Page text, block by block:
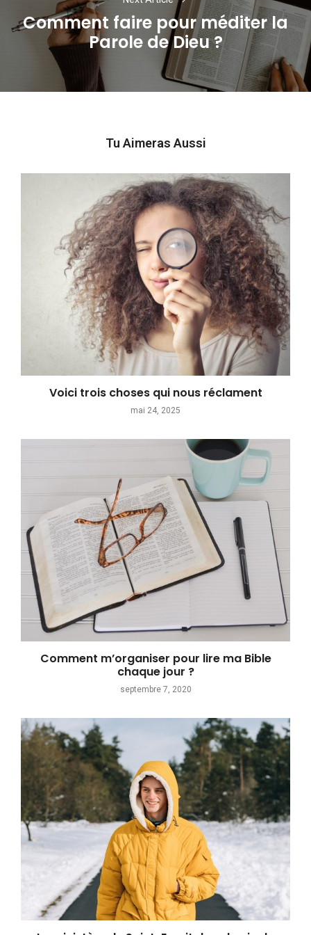
Next
post:
Comment faire pour méditer la
Parole de Dieu ?
Tu Aimeras Aussi
Voici trois choses qui nous réclament
mai 24, 2025
Comment m’organiser pour lire ma Bible
chaque jour ?
septembre 7, 2020